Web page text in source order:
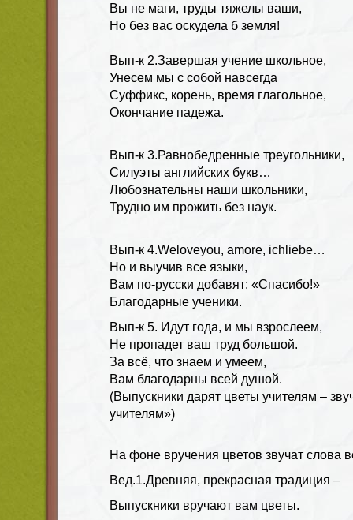
Вы не маги, труды тяжелы ваши,
Но без вас оскудела б земля!
Вып-к 2.Завершая учение школьное,
Унесем мы с собой навсегда
Суффикс, корень, время глагольное,
Окончание падежа.
Вып-к 3.Равнобедренные треугольники,
Силуэты английских букв…
Любознательны наши школьники,
Трудно им прожить без наук.
Вып-к 4.Weloveyou, amore, ichliebe…
Но и выучив все языки,
Вам по-русски добавят: «Спасибо!»
Благодарные ученики.
Вып-к 5. Идут года, и мы взрослеем,
Не пропадет ваш труд большой.
За всё, что знаем и умеем,
Вам благодарны всей душой.
(Выпускники дарят цветы учителям –
учителям»)
На фоне вручения цветов звучат слова
Вед.1.Древняя, прекрасная традиция –
Выпускники вручают вам цветы.